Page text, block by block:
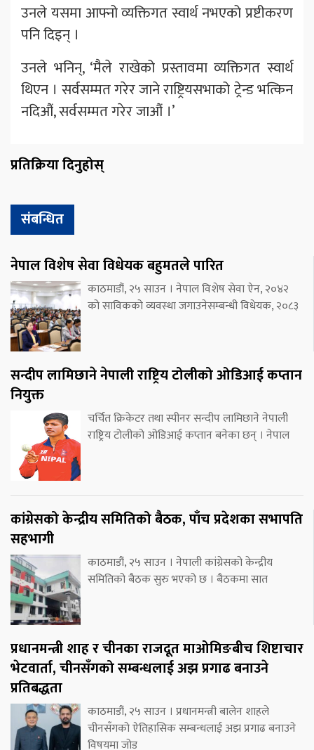
उनले यसमा आफ्नो व्यक्तिगत स्वार्थ नभएको प्रष्टीकरण
पनि दिइन् ।
उनले भनिन्, ‘मैले राखेको प्रस्तावमा व्यक्तिगत स्वार्थ
थिएन । सर्वसम्मत गरेर जाने राष्ट्रियसभाको ट्रेन्ड भत्किन
नदिऔं, सर्वसम्मत गरेर जाऔं ।’
प्रतिक्रिया दिनुहोस्
संबन्धित
नेपाल विशेष सेवा विधेयक बहुमतले पारित
काठमाडौं, २५ साउन । नेपाल विशेष सेवा ऐन, २०४२
को साविकको व्यवस्था जगाउनेसम्बन्धी विधेयक, २०८३
सन्दीप लामिछाने नेपाली राष्ट्रिय टोलीको ओडिआई कप्तान
नियुक्त
चर्चित क्रिकेटर तथा स्पीनर सन्दीप लामिछाने नेपाली
राष्ट्रिय टोलीको ओडिआई कप्तान बनेका छन् । नेपाल
कांग्रेसको केन्द्रीय समितिको बैठक, पाँच प्रदेशका सभापति
सहभागी
काठमाडौं, २५ साउन । नेपाली कांग्रेसको केन्द्रीय
समितिको बैठक सुरु भएको छ । बैठकमा सात
प्रधानमन्त्री शाह र चीनका राजदूत माओमिङबीच शिष्टाचार
भेटवार्ता, चीनसँगको सम्बन्धलाई अझ प्रगाढ बनाउने
प्रतिबद्धता
काठमाडौं, २५ साउन । प्रधानमन्त्री बालेन शाहले
चीनसँगको ऐतिहासिक सम्बन्धलाई अझ प्रगाढ बनाउने
विषयमा जोड